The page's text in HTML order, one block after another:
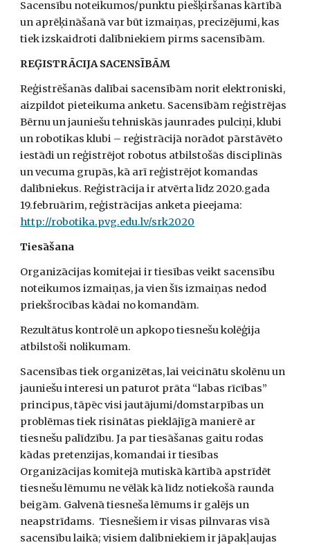
Sacensību noteikumos/punktu piešķiršanas kārtībā
un aprēķināšanā var būt izmaiņas, precizējumi, kas
tiek izskaidroti dalībniekiem pirms sacensībām.
REĢISTRĀCIJA SACENSĪBĀM
Reģistrēšanās dalībai sacensībām norit elektroniski,
aizpildot pieteikuma anketu. Sacensībām reģistrējas
Bērnu un jauniešu tehniskās jaunrades pulciņi, klubi
un robotikas klubi – reģistrācijā norādot pārstāvēto
iestādi un reģistrējot robotus atbilstošās disciplīnās
un vecuma grupās, kā arī reģistrējot komandas
dalībniekus. Reģistrācija ir atvērta līdz 2020.gada
http://robotika.pvg.edu.lv/srk2020
Tiesāšana
Organizācijas komitejai ir tiesības veikt sacensību
noteikumos izmaiņas, ja vien šīs izmaiņas nedod
priekšrocības kādai no komandām.
Rezultātus kontrolē un apkopo tiesnešu kolēģija
atbilstoši nolikumam.
Sacensības tiek organizētas, lai veicinātu skolēnu un
jauniešu interesi un paturot prāta “labas rīcības”
principus, tāpēc visi jautājumi/domstarpības un
problēmas tiek risinātas pieklājīgā manierē ar
tiesnešu palīdzību. Ja par tiesāšanas gaitu rodas
kādas pretenzijas, komandai ir tiesības
Organizācijas komitejā mutiskā kārtībā apstrīdēt
tiesnešu lēmumu ne vēlāk kā līdz notiekošā raunda
beigām. Galvenā tiesneša lēmums ir galējs un
neapstrīdams.  Tiesnešiem ir visas pilnvaras visā
sacensību laikā; visiem dalībniekiem ir jāpakļaujas